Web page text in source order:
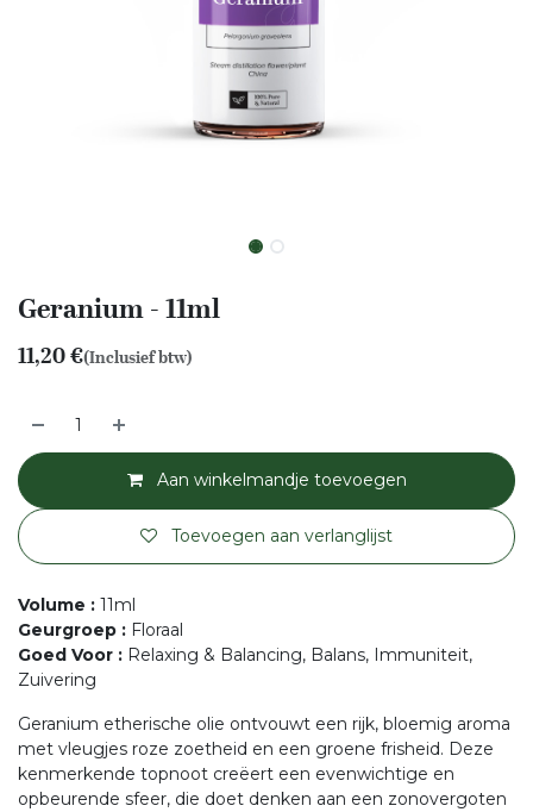
Geranium - 11ml
11,20€(Inclusief btw)
Aan winkelmandje toevoegen
Toevoegen aan verlanglijst
Volume : 11ml
Geurgroep : Floraal
Goed Voor : Relaxing & Balancing, Balans, Immuniteit,
Zuivering
Geranium etherische olie ontvouwt een rijk, bloemig aroma
met vleugjes roze zoetheid en een groene frisheid. Deze
kenmerkende topnoot creëert een evenwichtige en
opbeurende sfeer, die doet denken aan een zonovergoten